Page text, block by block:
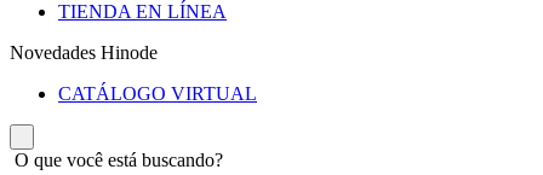
TIENDA EN LÍNEA
Novedades Hinode
CATÁLOGO VIRTUAL
O que você está buscando?